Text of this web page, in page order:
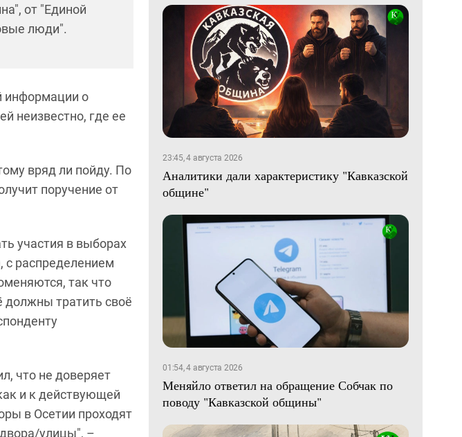
от "Единой
люди".
информации о
неизвестно, где ее
вряд ли пойду. По
поручение от
участия в выборах
с распределением
так что
должны тратить своё
что не доверяет
и к действующей
в Осетии проходят
улицы", –
23:45, 4 августа 2026
Аналитики дали характеристику "Кавказской
общине"
01:54, 4 августа 2026
Меняйло ответил на обращение Собчак по
поводу "Кавказской общины"